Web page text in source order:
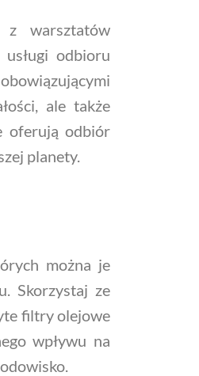
z warsztatów
odbioru
ale także
oferują odbiór
planety.
można je
Skorzystaj ze
filtry olejowe
wpływu na